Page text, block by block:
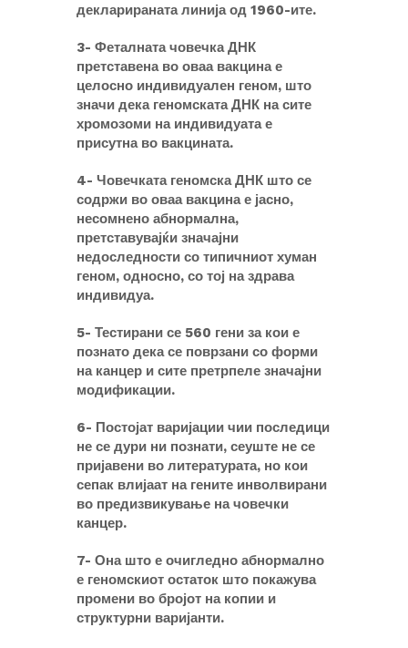
декларираната линија од 1960-ите.
3- Феталната човечка ДНК
претставена во оваа вакцина е
целосно индивидуален геном, што
значи дека геномската ДНК на сите
хромозоми на индивидуата е
присутна во вакцината.
4- Човечката геномска ДНК што се
содржи во оваа вакцина е јасно,
несомнено абнормална,
претставувајќи значајни
недоследности со типичниот хуман
геном, односно, со тој на здрава
индивидуа.
5- Тестирани се 560 гени за кои е
познато дека се поврзани со форми
на канцер и сите претрпеле значајни
модификации.
6- Постојат варијации чии последици
не се дури ни познати, сеуште не се
пријавени во литературата, но кои
сепак влијаат на гените инволвирани
во предизвикување на човечки
канцер.
7- Она што е очигледно абнормално
е геномскиот остаток што покажува
промени во бројот на копии и
структурни варијанти.